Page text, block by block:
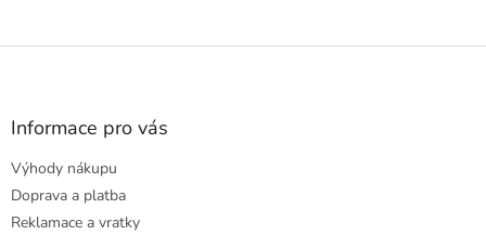
Z
Informace pro vás
Výhody nákupu
Doprava a platba
Reklamace a vratky